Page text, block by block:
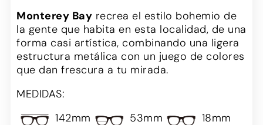
Monterey Bay recrea el estilo bohemio de
la gente que habita en esta localidad, de una
forma casi artística, combinando una ligera
estructura metálica con un juego de colores
que dan frescura a tu mirada.
MEDIDAS:
142mm
53mm 18mm